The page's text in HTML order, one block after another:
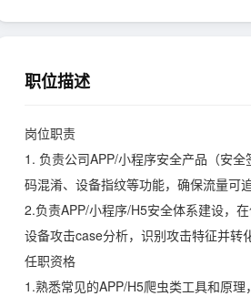
职位描述
岗位职责
1. 负责公司APP/小程序安全产品（安
码混淆、设备指纹等功能，确保流量可
2.负责APP/小程序/H5安全体系建设，
设备攻击case分析，识别攻击特征并转
任职资格
1.熟悉常见的APP/H5爬虫类工具和原理